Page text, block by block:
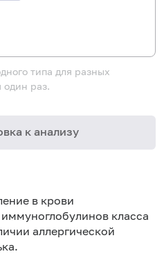
типа для разных
один раз.
к анализу
в крови
класса
аллергической